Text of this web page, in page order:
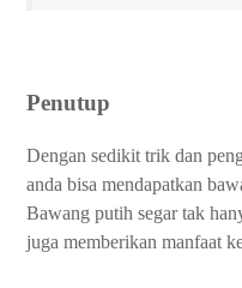
Penutup
Dengan sedikit trik dan
anda bisa mendapatkan
Bawang putih segar tak
juga memberikan manfaat